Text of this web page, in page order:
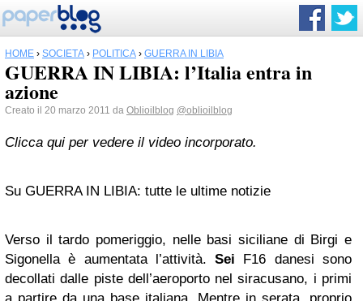
HOME › SOCIETÀ › POLITICA › GUERRA IN LIBIA
GUERRA IN LIBIA: l’Italia entra in
azione
Creato il 20 marzo 2011 da Oblioilblog @oblioilblog
Clicca qui per vedere il video incorporato.
Su GUERRA IN LIBIA: tutte le ultime notizie
Verso il tardo pomeriggio, nelle basi siciliane di Birgi e
Sigonella è aumentata l’attività.Sei F16 danesi sono
decollati dalle piste dell’aeroporto nel siracusano, i primi